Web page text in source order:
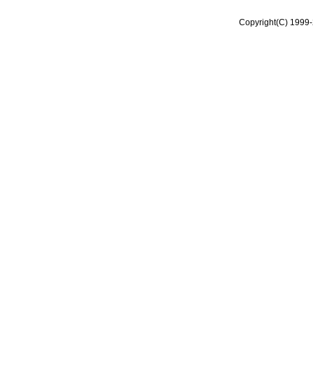
Copyright(C)